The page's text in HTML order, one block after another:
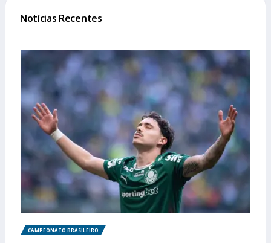
Notícias Recentes
CAMPEONATO BRASILEIRO